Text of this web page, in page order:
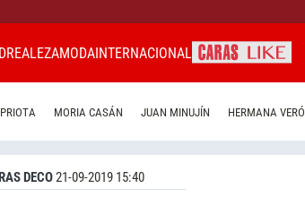
REALEZAMODAINTERNACIONAL
MORIA CASÁN JUAN MINUJÍN HERMANA
DECO21-09-2019 15:40